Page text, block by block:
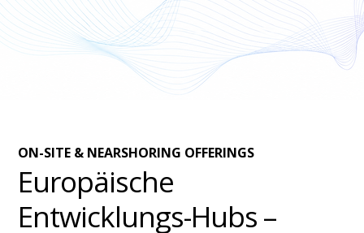
ON-SITE & NEARSHORING OFFERINGS
Europäische
Entwicklungs-Hubs –